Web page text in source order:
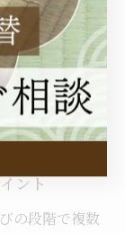
ま」という声
さが評価され
ーも欠かせま
ント
の段階で複数